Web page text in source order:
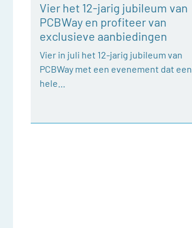
Vier het 12-jarig jubileum van
PCBWay en profiteer van
exclusieve aanbiedingen
Vier in juli het 12-jarig jubileum van
PCBWay met een evenement dat een
hele…